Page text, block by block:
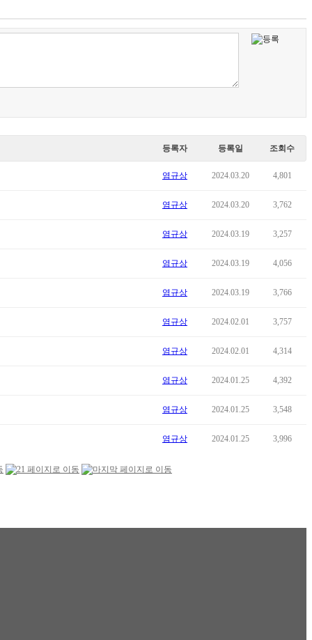
등록자 등록일 조회수
염규상 2024.03.20 4,801
염규상 2024.03.20 3,762
염규상 2024.03.19 3,257
염규상 2024.03.19 4,056
염규상 2024.03.19 3,766
염규상 2024.02.01 3,757
염규상 2024.02.01 4,314
염규상 2024.01.25 4,392
염규상 2024.01.25 3,548
염규상 2024.01.25 3,996